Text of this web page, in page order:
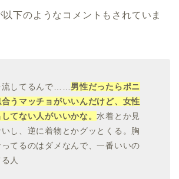
下のようなコメントもされていま
流してるんで…… 男性だったらポニ
うマッチョがいいんだけど、女性
てない人がいいかな。 水着とか見
し、逆に着物とかグッとくる。胸
てるのはダメなんで、一番いいの
人